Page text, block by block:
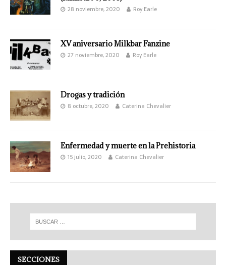
28 noviembre, 2020 Roy Earle
XV aniversario Milkbar Fanzine
27 noviembre, 2020 Roy Earle
Drogas y tradición
8 octubre, 2020 Caterina Chevalier
Enfermedad y muerte en la Prehistoria
15 julio, 2020 Caterina Chevalier
SECCIONES